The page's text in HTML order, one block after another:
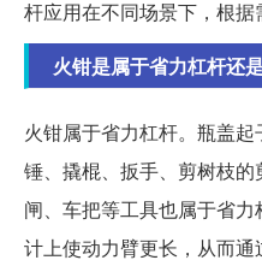
杆应用在不同场景下，根据
火钳是属于省力杠杆还
火钳属于省力杠杆。瓶盖
锤、撬棍、扳手、剪树枝
闸、车把等工具也属于省
计上使动力臂更长，从而